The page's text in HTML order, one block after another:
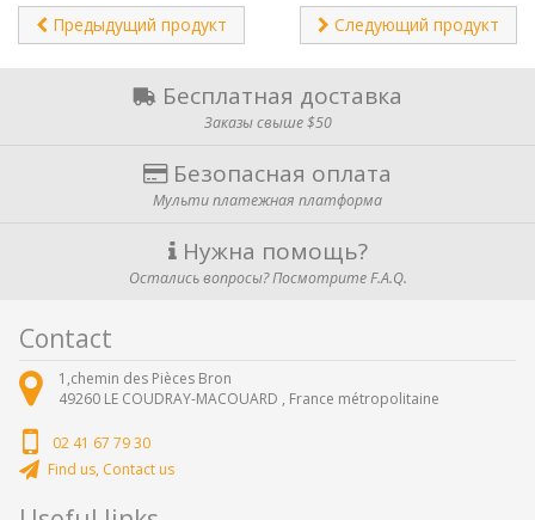
Предыдущий продукт Следующий продукт
Бесплатная доставка
Заказы свыше $50
Безопасная оплата
Мульти платежная платформа
Нужна помощь?
Остались вопросы? Посмотрите F.A.Q.
Contact
1,chemin des Pièces Bron
49260 LE COUDRAY-MACOUARD , France métropolitaine
02 41 67 79 30
Find us, Contact us